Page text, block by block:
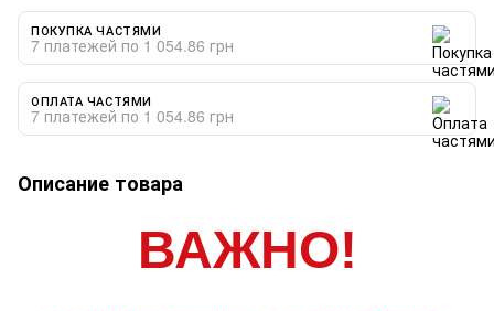
ПОКУПКА ЧАСТЯМИ
7 платежей по 1 054.86 грн
ОПЛАТА ЧАСТЯМИ
7 платежей по 1 054.86 грн
Описание товара
ВАЖНО!